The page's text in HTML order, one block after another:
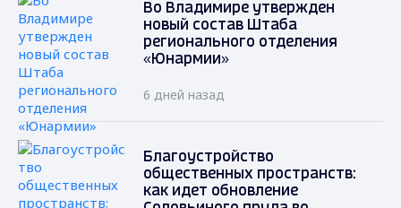
Во Владимире утвержден
новый состав Штаба
регионального отделения
«Юнармии»
6 дней назад
Благоустройство
общественных пространств:
как идет обновление